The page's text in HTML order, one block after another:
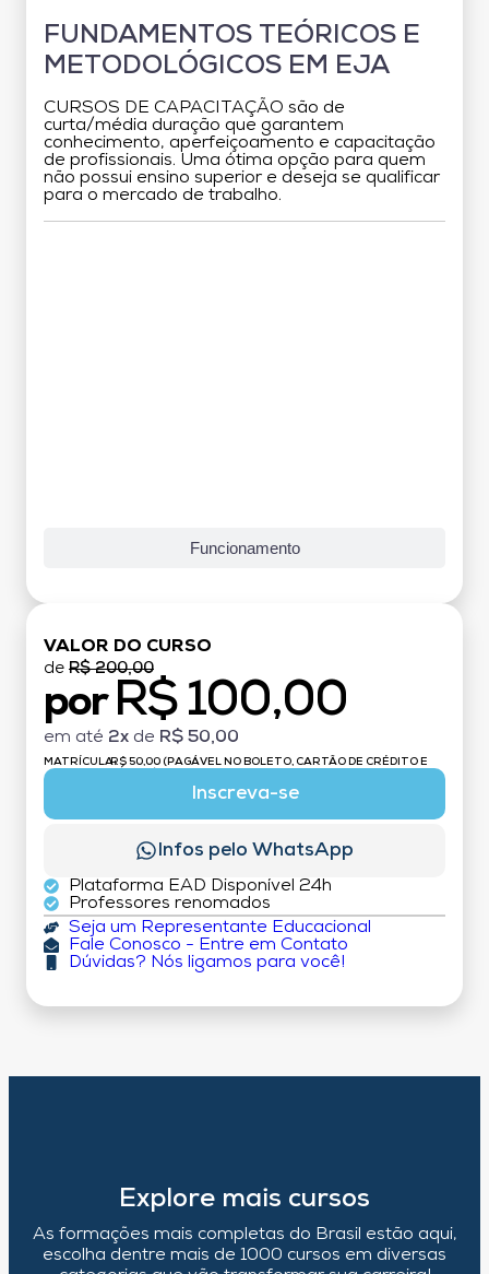
FUNDAMENTOS TEÓRICOS E
METODOLÓGICOS EM EJA
CURSOS DE CAPACITAÇÃO são de
curta/média duração que garantem
conhecimento, aperfeiçoamento e capacitação
de profissionais. Uma ótima opção para quem
não possui ensino superior e deseja se qualificar
para o mercado de trabalho.
Funcionamento
VALOR DO CURSO
de R$ 200,00
por R$ 100,00
em até 2x de R$ 50,00
MATRÍCULA:R$ 50,00 (PAGÁVEL NO BOLETO, CARTÃO DE CRÉDITO E
Inscreva-se
Infos pelo WhatsApp
Plataforma EAD Disponível 24h
Professores renomados
Seja um Representante Educacional
Fale Conosco - Entre em Contato
Dúvidas? Nós ligamos para você!
Explore mais cursos
As formações mais completas do Brasil estão aqui,
escolha dentre mais de 1000 cursos em diversas